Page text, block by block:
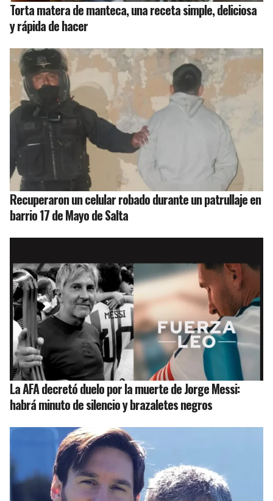
Torta matera de manteca, una receta simple, deliciosa
y rápida de hacer
Recuperaron un celular robado durante un patrullaje en
barrio 17 de Mayo de Salta
La AFA decretó duelo por la muerte de Jorge Messi:
habrá minuto de silencio y brazaletes negros